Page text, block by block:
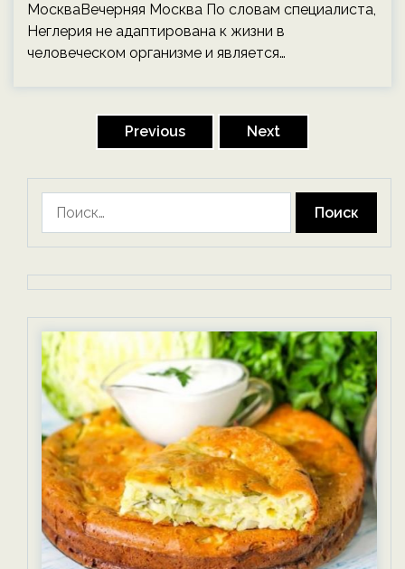
МоскваВечерняя Москва По словам специалиста,
Неглерия не адаптирована к жизни в
человеческом организме и является…
Previous Next